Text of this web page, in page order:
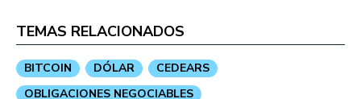
TEMAS RELACIONADOS
BITCOIN DÓLAR
CEDEARS
OBLIGACIONES NEGOCIABLES